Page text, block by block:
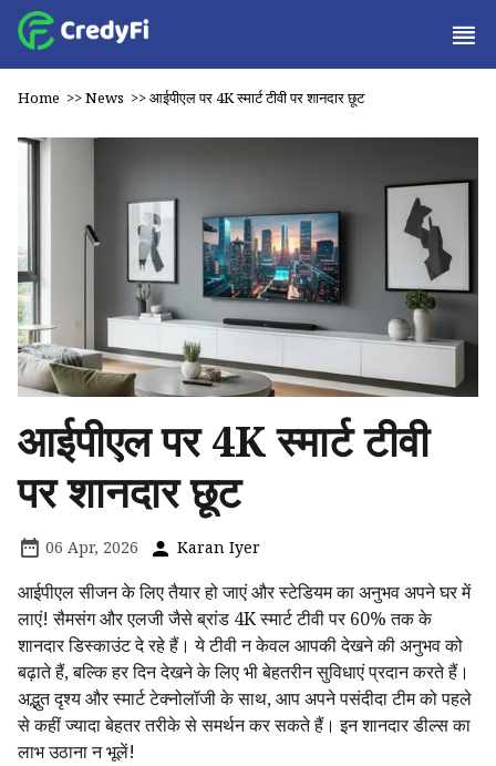
Home >>News >>आईपीएल पर 4K स्मार्ट टीवी पर शानदार छूट
आईपीएल पर 4K स्मार्ट टीवी
पर शानदार छूट
06 Apr, 2026 Karan Iyer
आईपीएल सीजन के लिए तैयार हो जाएं और स्टेडियम का अनुभव अपने घर में
लाएं! सैमसंग और एलजी जैसे ब्रांड 4K स्मार्ट टीवी पर 60% तक के
शानदार डिस्काउंट दे रहे हैं। ये टीवी न केवल आपकी देखने की अनुभव को
बढ़ाते हैं, बल्कि हर दिन देखने के लिए भी बेहतरीन सुविधाएं प्रदान करते हैं।
अद्भुत दृश्य और स्मार्ट टेक्नोलॉजी के साथ, आप अपने पसंदीदा टीम को पहले
से कहीं ज्यादा बेहतर तरीके से समर्थन कर सकते हैं। इन शानदार डील्स का
लाभ उठाना न भूलें!